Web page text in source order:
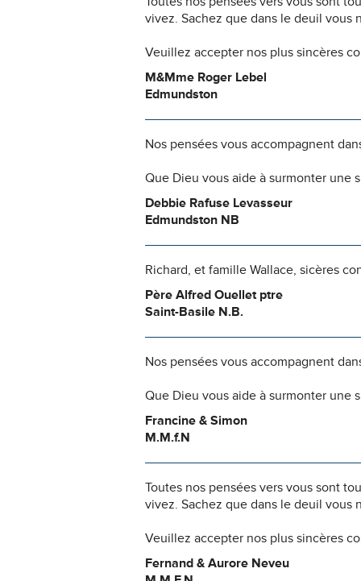
vivez. Sachez que dans le deuil vous
Veuillez accepter nos plus sincères
M&Mme Roger Lebel
Edmundston
Nos pensées vous accompagnent
Que Dieu vous aide à surmonter une
Debbie Rafuse Levasseur
Edmundston NB
Richard, et famille Wallace, sicères
Père Alfred Ouellet ptre
Saint-Basile N.B.
Nos pensées vous accompagnent
Que Dieu vous aide à surmonter une
Francine & Simon
M.M.f.N
Toutes nos pensées vers vous sont
vivez. Sachez que dans le deuil vous
Veuillez accepter nos plus sincères
Fernand & Aurore Neveu